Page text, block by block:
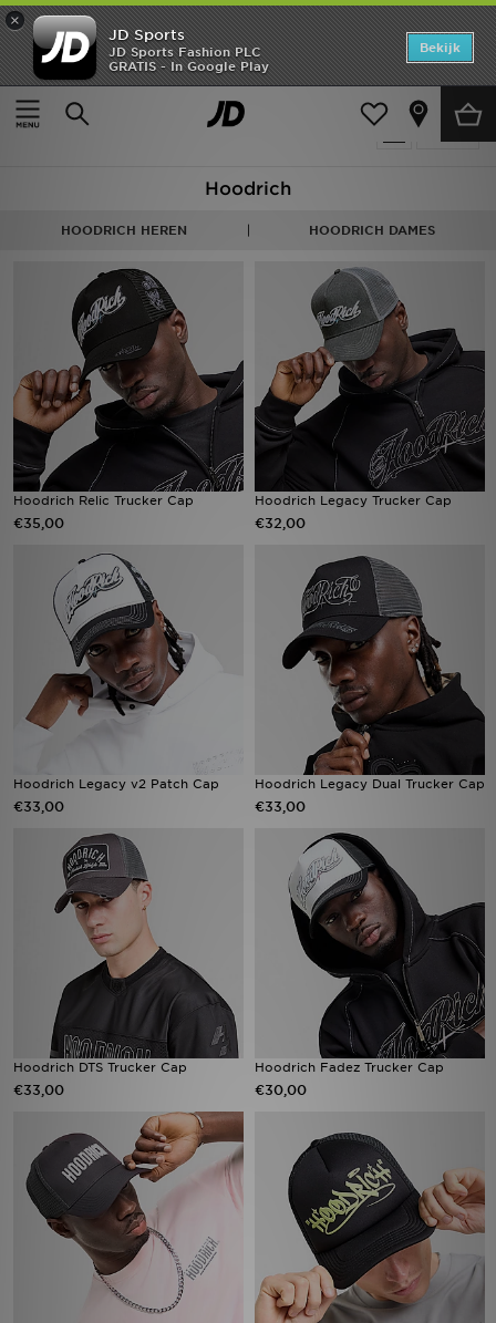
×
JD Sports
JD Sports Fashion PLC
GRATIS - In Google Play
Bekijk
Thuis
Heren Herenaccessoires Petten
Producten 15
Hoodrich
HOODRICH HEREN HOODRICH DAMES
Hoodrich Relic Trucker Cap
€35,00
Hoodrich Legacy Trucker Cap
€32,00
Hoodrich Legacy v2 Patch Cap
€33,00
Hoodrich Legacy Dual Trucker Cap
€33,00
Hoodrich DTS Trucker Cap
€33,00
Hoodrich Fadez Trucker Cap
€30,00
Home
Offers
Dames
Collecties
Voetbal
Sports
Merken
Bestelling traceren
Mijn JD
Klantenservice
Wie wij zijn